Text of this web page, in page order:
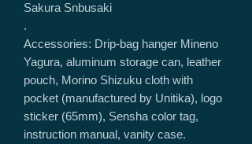
Sakura Snbusaki
.
Accessories: Drip-bag hanger Mineno
Yagura, aluminum storage can, leather
pouch, Morino Shizuku cloth with
pocket (manufactured by Unitika), logo
sticker (65mm), Sensha color tag,
instruction manual, vanity case.